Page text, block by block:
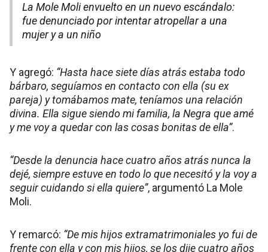
La Mole Moli envuelto en un nuevo escándalo:
fue denunciado por intentar atropellar a una
mujer y a un niño
Y agregó: “Hasta hace siete días atrás estaba todo
bárbaro, seguíamos en contacto con ella (su ex
pareja) y tomábamos mate, teníamos una relación
divina. Ella sigue siendo mi familia, la Negra que amé
y me voy a quedar con las cosas bonitas de ella”.
“Desde la denuncia hace cuatro años atrás nunca la
dejé, siempre estuve en todo lo que necesitó y la voy a
seguir cuidando si ella quiere”, argumentó La Mole
Moli.
Y remarcó: “De mis hijos extramatrimoniales yo fui de
frente con ella y con mis hijos, se los dije cuatro años